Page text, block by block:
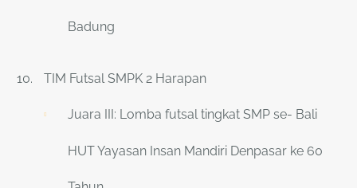
Badung
TIM Futsal SMPK 2 Harapan
Juara III: Lomba futsal tingkat SMP se- Bali
HUT Yayasan Insan Mandiri Denpasar ke 60